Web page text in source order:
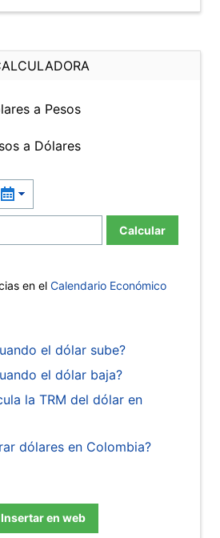
a Pesos
a Dólares
Calcular
en el Calendario Económico
el dólar sube?
el dólar baja?
la TRM del dólar en
dólares en Colombia?
Insertar en web